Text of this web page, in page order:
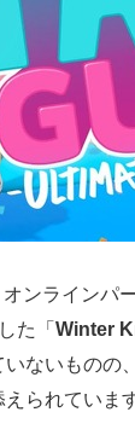
ンラインパ
た「Winter
ないものの
られています